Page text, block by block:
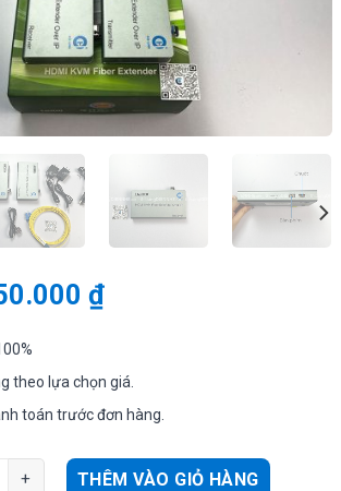
₫
theo lựa chọn giá.
toán trước đơn hàng.
HDMI-1F-20T/R | Bộ chuyển đổi HDMI
THÊM VÀO GIỎ HÀNG